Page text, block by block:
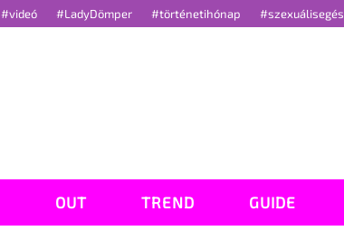
#videó #LadyDömper #történetihónap
OUT TREND GUIDE